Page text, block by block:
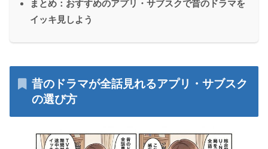
まとめ：おすすめのアプリ・サブスクで昔のドラマを
イッキ見しよう
昔のドラマが全話見れるアプリ・サブスク
の選び方